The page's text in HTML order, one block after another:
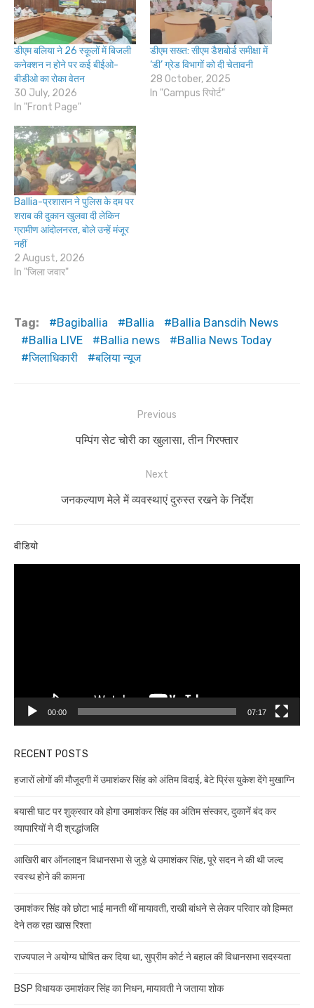
डीएम बलिया ने 26 स्कूलों में बिजली
कनेक्शन न होने पर कई बीईओ-
बीडीओ का रोका वेतन
30 July, 2026
In "Front Page"
डीएम सख्त: सीएम डैशबोर्ड समीक्षा में
‘डी’ ग्रेड विभागों को दी चेतावनी
28 October, 2025
In "Campus रिपोर्ट"
Ballia-प्रशासन ने पुलिस के दम पर
शराब की दुकान खुलवा दी लेकिन
ग्रामीण आंदोलनरत, बोले उन्हें मंजूर
नहीं
2 August, 2026
In "जिला जवार"
Tag: Bagiballia Ballia
Ballia Bansdih News
Ballia LIVE
Ballia news
Ballia News Today
जिलाधिकारी
बलिया न्यूज
navigation
Previous
Previous
पम्पिंग सेट चोरी का खुलासा, तीन गिरफ्तार
Next
Next
जनकल्याण मेले में व्यवस्थाएं दुरुस्त रखने के निर्देश
वीडियो
00:00 07:17
RECENT POSTS
हजारों लोगों की मौजूदगी में उमाशंकर सिंह को अंतिम विदाई, बेटे प्रिंस युकेश देंगे मुखाग्नि
बयासी घाट पर शुक्रवार को होगा उमाशंकर सिंह का अंतिम संस्कार, दुकानें बंद कर
व्यापारियों ने दी श्रद्धांजलि
आखिरी बार ऑनलाइन विधानसभा से जुड़े थे उमाशंकर सिंह, पूरे सदन ने की थी जल्द
स्वस्थ होने की कामना
उमाशंकर सिंह को छोटा भाई मानती थीं मायावती, राखी बांधने से लेकर परिवार को हिम्मत
देने तक रहा खास रिश्ता
राज्यपाल ने अयोग्य घोषित कर दिया था, सुप्रीम कोर्ट ने बहाल की विधानसभा सदस्यता
BSP विधायक उमाशंकर सिंह का निधन, मायावती ने जताया शोक